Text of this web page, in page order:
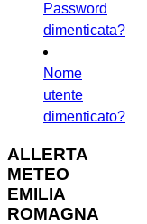
Password
dimenticata?
Nome
utente
dimenticato?
ALLERTA
METEO
EMILIA
ROMAGNA